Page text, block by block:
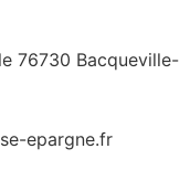
76730 Bacqueville-
epargne.fr